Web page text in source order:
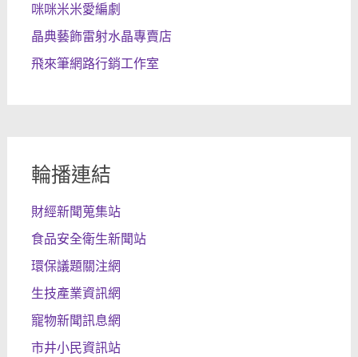
咪咪米米愛編劇
晶典藝飾雷射水晶專賣店
飛來筆網路行銷工作室
輪播連結
財經新聞蒐集站
食品安全衛生新聞站
環保議題關注網
生技產業資訊網
寵物新聞訊息網
市井小民資訊站